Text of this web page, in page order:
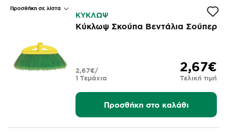
Προσθήκη σε λίστα
ΚΥΚΛΩΨ
Κύκλωψ Σκούπα Βεντάλια Σούπερ
2,67€
Τελική τιμή
1 Τεμάχια
2,67€/
Προσθήκη στο καλάθι